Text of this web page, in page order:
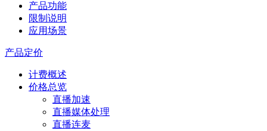
产品功能
限制说明
应用场景
产品定价
计费概述
价格总览
直播加速
直播媒体处理
直播连麦